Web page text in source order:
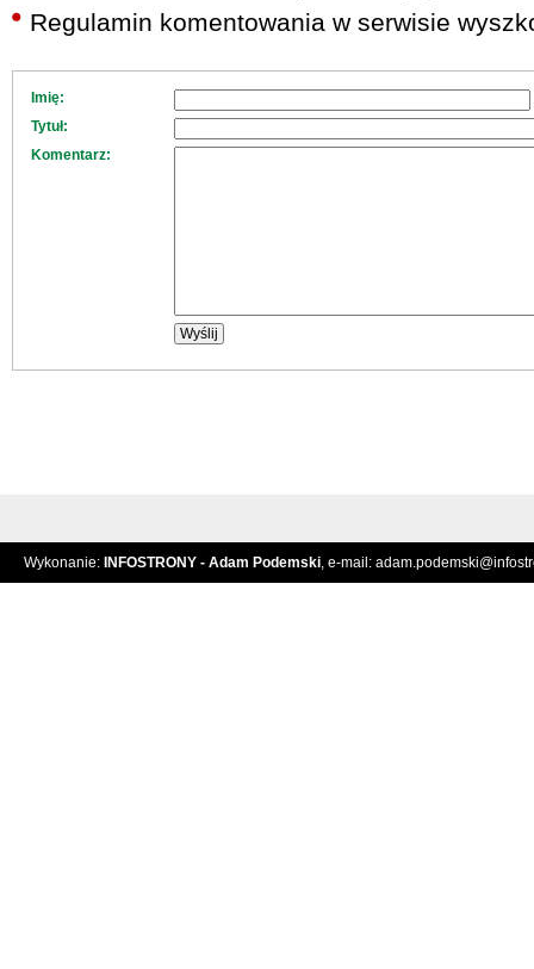
Regulamin komentowania w serwisie
Imię:
Tytuł:
Komentarz:
Wykonanie: INFOSTRONY - Adam Podemski, e-mail: